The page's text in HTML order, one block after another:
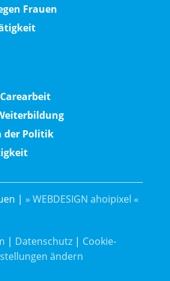
Frauen
der Politik
| » WEBDESIGN ahoipixel «
| Datenschutz | Cookie-
ändern